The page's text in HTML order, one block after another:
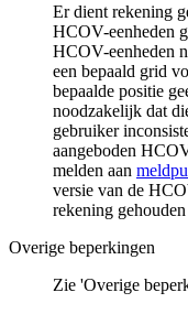
Er dient rekening
HCOV-eenheden
HCOV-eenheden
een bepaald grid
bepaalde positie
noodzakelijk dat
gebruiker
aangeboden
melden aan
versie van de
rekening
Overige beperkingen
Zie 'Overige